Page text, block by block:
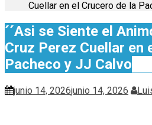
Cuellar en el Crucero de la
´´Asi se Siente el
Cruz Perez Cuellar en
Pacheco y JJ Calvo
junio 14, 2026junio 14, 2026